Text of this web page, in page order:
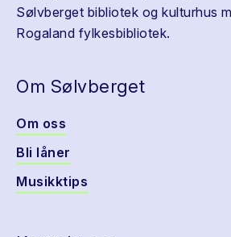
Sølvberget bibliotek og kulturhus
Rogaland fylkesbibliotek.
Om Sølvberget
Om oss
Bli låner
Musikktips